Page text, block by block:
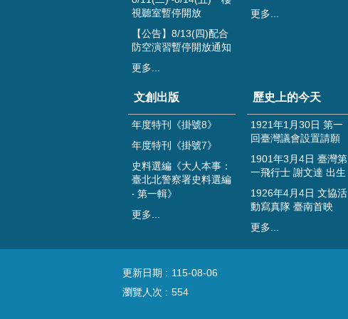
視聽室暫停開放
【公告】8/13(四)配合
防空演習暫停開放通知
更多...
更多...
文創出版
年度特刊《掛號8》
年度特刊《掛號7》
史料選編《大人本事：
臺北北警察署史料選編
‧ 第一輯》
更多...
歷史上的今天
1921年1月30日 第一
回臺灣議會設置請願
1901年3月4日 臺灣第
一飛行士 謝文達 出生
1926年4月4日 文協活
動寫真隊 臺南首映
更多...
更新日期
115-08-06
瀏覽人次
554